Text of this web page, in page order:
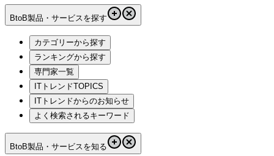
BtoB製品・サービスを探す
カテゴリーから探す
ランキングから探す
専門家一覧
ITトレンドTOPICS
ITトレンドからのお知らせ
よく検索されるキーワード
BtoB製品・サービスを知る